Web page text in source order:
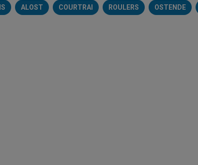
ALOST COURTRAI ROULERS OSTENDE